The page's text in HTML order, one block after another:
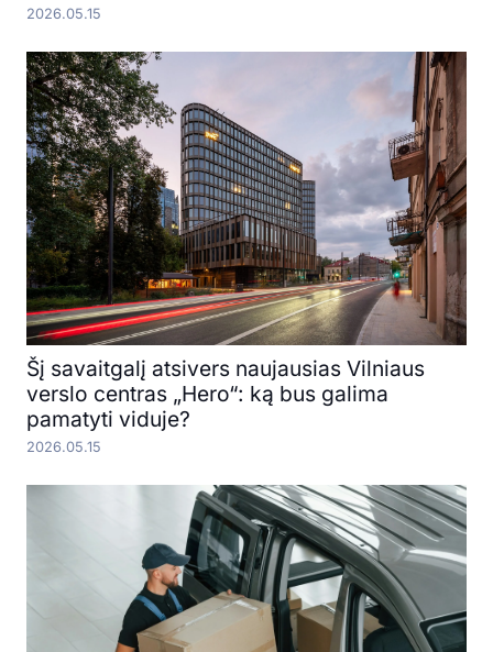
2026.05.15
Šį savaitgalį atsivers naujausias Vilniaus
verslo centras „Hero“: ką bus galima
pamatyti viduje?
2026.05.15